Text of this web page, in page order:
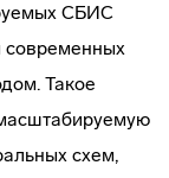
СБИС
современных
Такое
схем,